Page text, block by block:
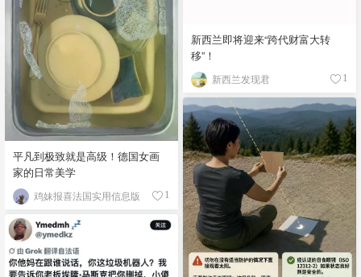
新西兰即将迎来“跨代财富大转
移”！
新西兰发现君 1
平凡到极致就是高级！德国女画
家的日常美学
鸡妹报喜法国实用信息版 1